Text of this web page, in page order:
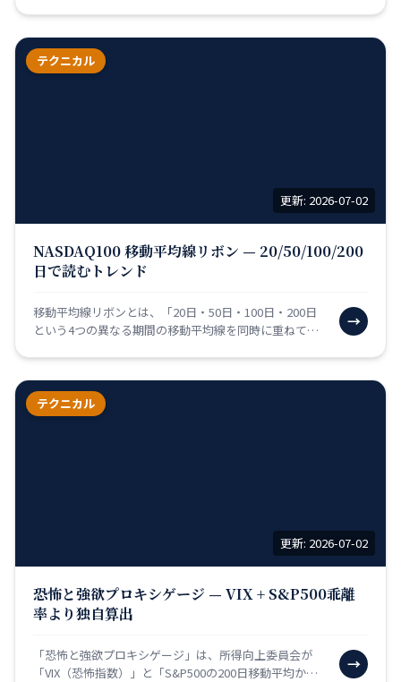
テクニカル
更新: 2026-07-02
NASDAQ100 移動平均線リボン — 20/50/100/200
日で読むトレンド
移動平均線リボンとは、「20日・50日・100日・200日
という4つの異なる期間の移動平均線を同時に重ねて表
→
テクニカル
更新: 2026-07-02
恐怖と強欲プロキシゲージ — VIX + S&P500乖離
率より独自算出
「恐怖と強欲プロキシゲージ」は、所得向上委員会が
「VIX（恐怖指数）」と「S&P500の200日移動平均から
→